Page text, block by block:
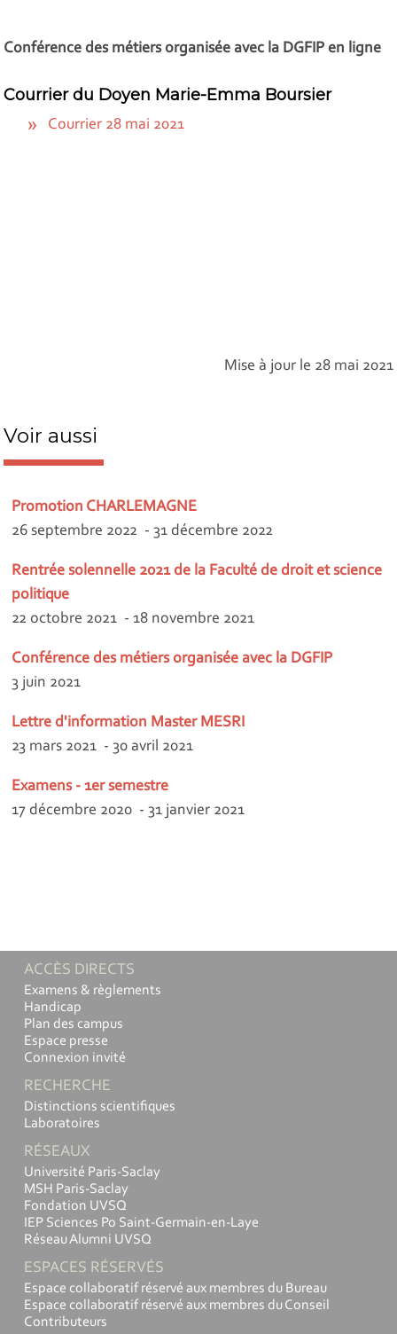
Conférence des métiers organisée avec la DGFIP en ligne
Courrier du Doyen Marie-Emma Boursier
Courrier 28 mai 2021
Mise à jour le 28 mai 2021
Voir aussi
Promotion CHARLEMAGNE
26 septembre 2022 - 31 décembre 2022
Rentrée solennelle 2021 de la Faculté de droit et science
politique
22 octobre 2021 - 18 novembre 2021
Conférence des métiers organisée avec la DGFIP
3 juin 2021
Lettre d'information Master MESRI
23 mars 2021 - 30 avril 2021
Examens - 1er semestre
17 décembre 2020 - 31 janvier 2021
ACCÈS DIRECTS
Examens & règlements
Handicap
Plan des campus
Espace presse
Connexion invité
RECHERCHE
Distinctions scientifiques
Laboratoires
RÉSEAUX
Université Paris-Saclay
MSH Paris-Saclay
Fondation UVSQ
IEP Sciences Po Saint-Germain-en-Laye
Réseau Alumni UVSQ
ESPACES RÉSERVÉS
Espace collaboratif réservé aux membres du Bureau
Espace collaboratif réservé aux membres du Conseil
Contributeurs